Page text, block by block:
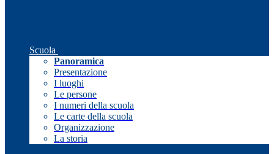
Scuola
Panoramica
Presentazione
I luoghi
Le persone
I numeri della scuola
Le carte della scuola
Organizzazione
La storia